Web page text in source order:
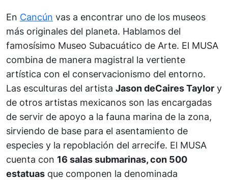
En Cancún vas a encontrar uno de los museos
más originales del planeta. Hablamos del
famosísimo Museo Subacuático de Arte. El MUSA
combina de manera magistral la vertiente
artística con el conservacionismo del entorno.
Las esculturas del artista Jason deCaires Taylor y
de otros artistas mexicanos son las encargadas
de servir de apoyo a la fauna marina de la zona,
sirviendo de base para el asentamiento de
especies y la repoblación del arrecife. El MUSA
cuenta con 16 salas submarinas, con 500
estatuas que componen la denominada